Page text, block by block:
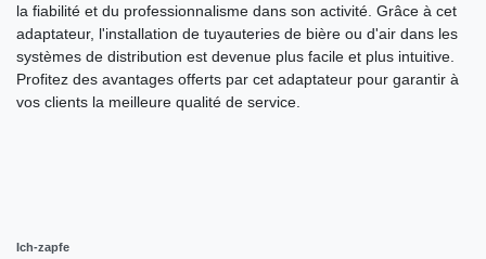
la fiabilité et du professionnalisme dans son activité. Grâce à cet
adaptateur, l'installation de tuyauteries de bière ou d'air dans les
systèmes de distribution est devenue plus facile et plus intuitive.
Profitez des avantages offerts par cet adaptateur pour garantir à
vos clients la meilleure qualité de service.
Ich-zapfe